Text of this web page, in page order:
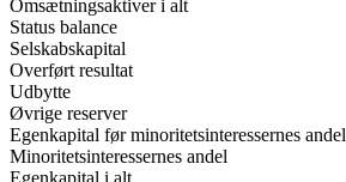
Omsætningsaktiver i alt
Status balance
Selskabskapital
Overført resultat
Udbytte
Øvrige reserver
Egenkapital før minoritetsinteressernes andel
Minoritetsinteressernes andel
Egenkapital i alt